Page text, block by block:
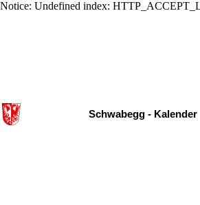
Notice: Undefined index:
Schwabegg - Kalender